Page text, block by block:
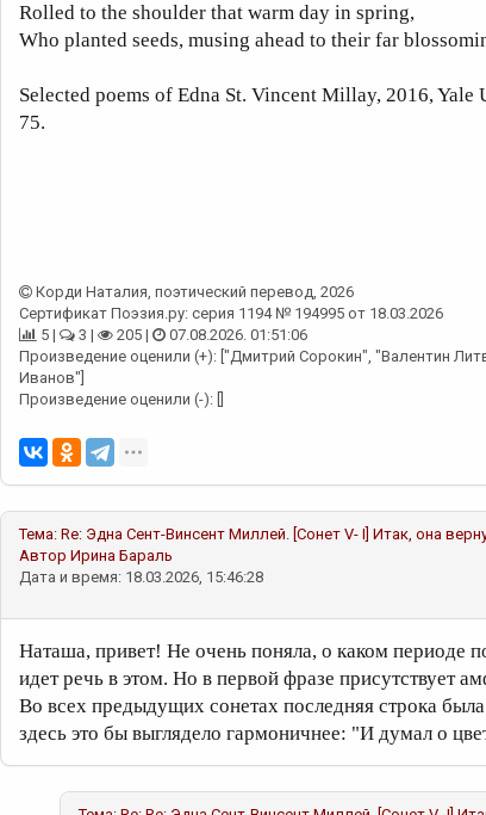
Rolled to the shoulder that warm day in spring,
Who planted seeds, musing ahead to their far
Selected poems of Edna St. Vincent Millay, 2016,
75.
Корди Наталия, поэтический перевод, 2026
Сертификат Поэзия.ру: серия 1194 № 194995 от 18.03.2026
5 |
3 | 205 |
07.08.2026. 01:51:06
Произведение оценили (+): ["Дмитрий Сорокин", "Валентин
Иванов"]
Произведение оценили (-): []
Тема: Re: Эдна Сент-Винсент Миллей. [Сонет V- I] Итак, она
Автор Ирина Бараль
Дата и время: 18.03.2026, 15:46:28
Наташа, привет! Не очень поняла, о каком
идет речь в этом. Но в первой фразе присутствует
Во всех предыдущих сонетах последняя строка
здесь это бы выглядело гармоничнее: "И думал о